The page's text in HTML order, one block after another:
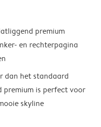
premium
en rechterpagina
dan het standaard
is perfect voor
skyline